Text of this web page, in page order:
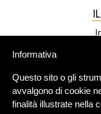
Informativa
Questo sito o gli
avvalgono di cookie
finalità illustrate nella